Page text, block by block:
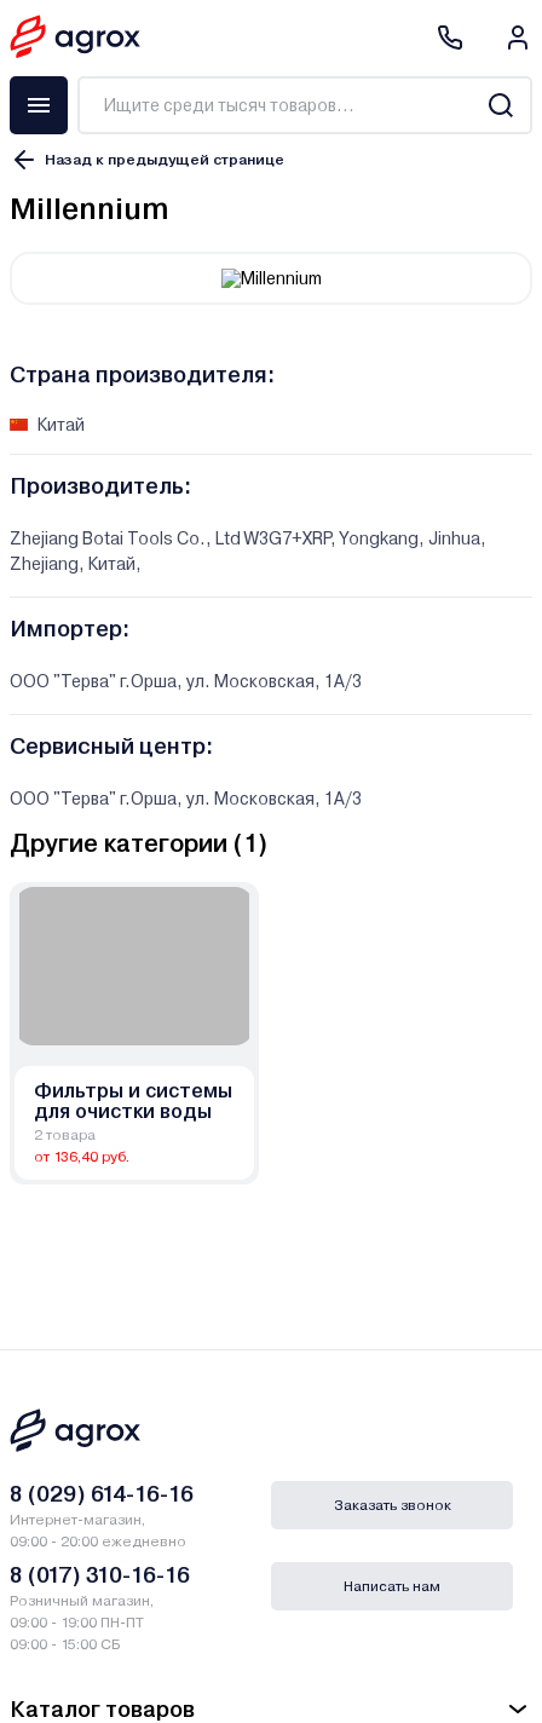
Назад к предыдущей странице
Millennium
Страна производителя:
Китай
Производитель:
Zhejiang Botai Tools Co., Ltd W3G7+XRP, Yongkang, Jinhua,
Zhejiang, Китай,
Импортер:
ООО "Терва" г.Орша, ул. Московская, 1А/3
Сервисный центр:
ООО "Терва" г.Орша, ул. Московская, 1А/3
Другие категории (1 )
Фильтры и системы
для очистки воды
2 товара
от 136,40 руб.
Каталог товаров
8 (029) 614-16-16
Интернет-магазин,
09:00 - 20:00 ежедневно
8 (017) 310-16-16
Розничный магазин,
09:00 - 19:00 ПН-ПТ
09:00 - 15:00 СБ
Заказать звонок
Написать нам